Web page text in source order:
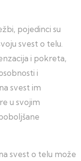
pojedinci su
svest o telu.
i pokreta,
i
svest im
u svojim
svest o telu može